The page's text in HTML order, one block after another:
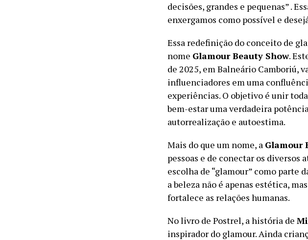
decisões, grandes e pequenas” .
enxergamos como possível e
Essa redefinição do conceito de
nome Glamour Beauty Show.
de 2025, em Balneário Camboriú,
influenciadores em uma
experiências. O objetivo é unir
bem-estar uma verdadeira
autorrealização e autoestima.
Mais do que um nome, a Glamour
pessoas e de conectar os diversos
escolha de “glamour” como parte
a beleza não é apenas estética,
fortalece as relações humanas.
No livro de Postrel, a história de
inspirador do glamour. Ainda